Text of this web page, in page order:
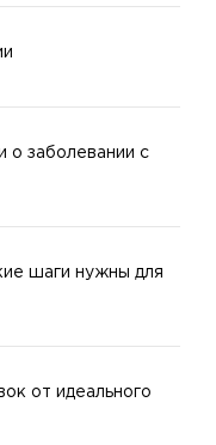
о заболевании с
шаги нужны для
от идеального